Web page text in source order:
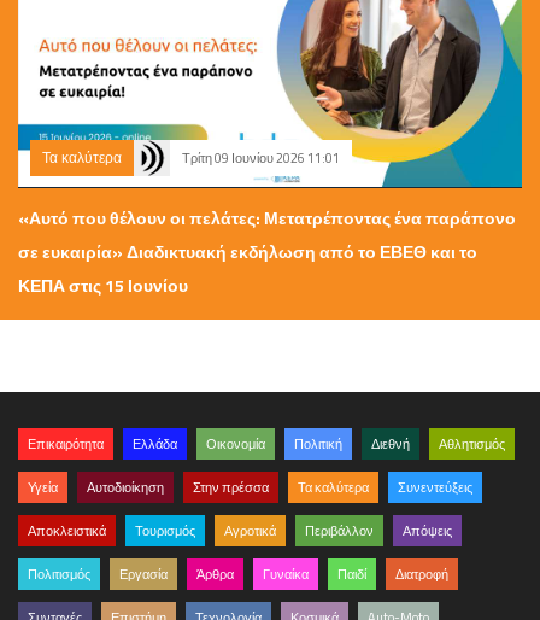
Τα καλύτερα Τρίτη 09 Ιουνίου 2026 11:01
«Αυτό που θέλουν οι πελάτες: Μετατρέποντας ένα παράπονο
σε ευκαιρία» Διαδικτυακή εκδήλωση από το ΕΒΕΘ και το
ΚΕΠΑ στις 15 Ιουνίου
Επικαιρότητα Ελλάδα Οικονομία Πολιτική Διεθνή Αθλητισμός
Υγεία Αυτοδιοίκηση Στην πρέσσα Τα καλύτερα Συνεντεύξεις
Αποκλειστικά Τουρισμός Αγροτικά Περιβάλλον Απόψεις
Πολιτισμός Εργασία Άρθρα Γυναίκα Παιδί Διατροφή